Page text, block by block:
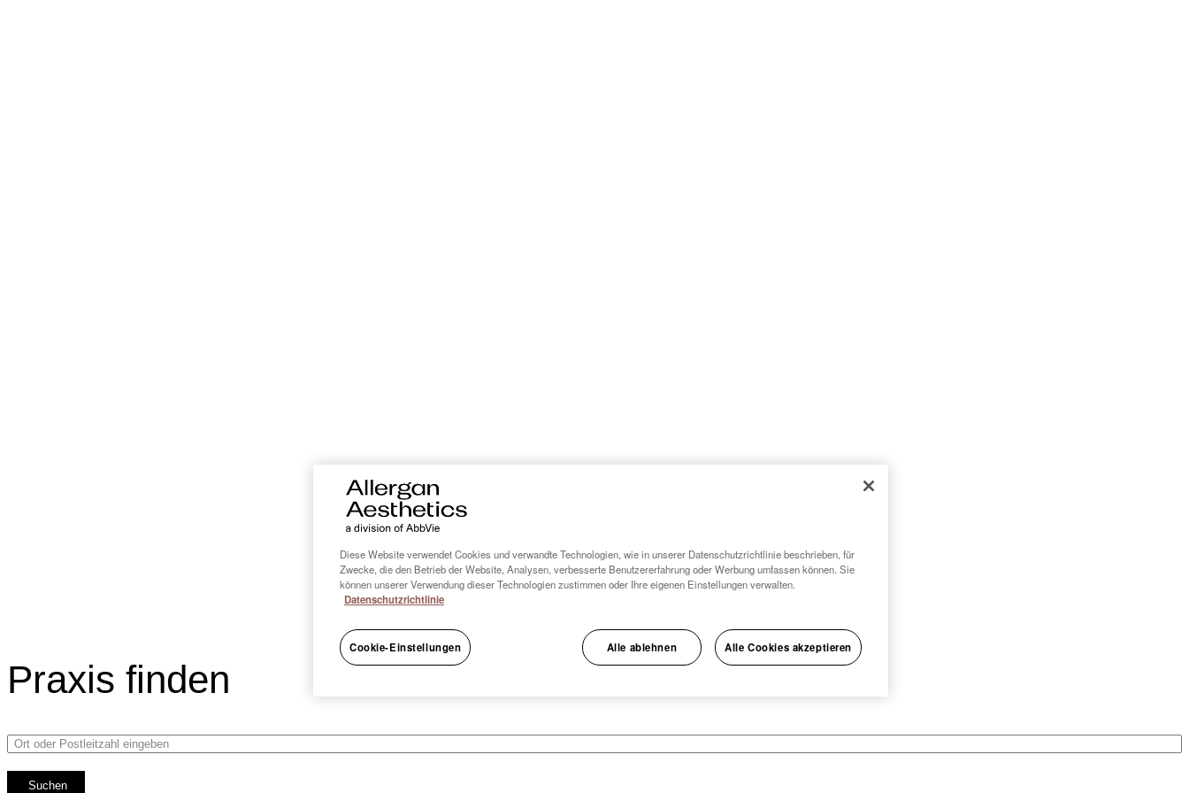
Praxis finden
Enter a location
Diese Website verwendet Cookies und verwandte Technologien, wie in unserer Datenschutzrichtlinie beschrieben, für
Zwecke, die den Betrieb der Website, Analysen, verbesserte Benutzererfahrung oder Werbung umfassen können. Sie
können unserer Verwendung dieser Technologien zustimmen oder Ihre eigenen Einstellungen verwalten.
Datenschutzrichtlinie
Cookie-Einstellungen Alle ablehnen Alle Cookies akzeptieren